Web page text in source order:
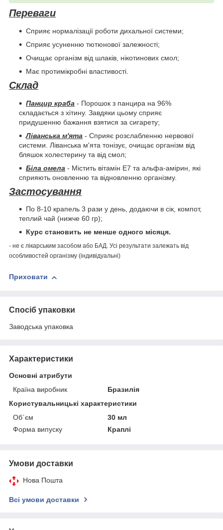
Переваги
Сприяє нормалізації роботи дихальної системи;
Сприяє усуненню тютюнової залежності;
Очищає організм від шлаків, нікотинових смол;
Має протимікробні властивості.
Склад
Панцир краба - Порошок з панцира на 96%
складається з хітину. Завдяки цьому сприяє
придушенню бажання взятися за сигарету;
Ліванська м'ята - Сприяє розслабленню нервової
системи. Ліванська м'ята тонізує, очищає організм від
бляшок холестерину та від смол;
Біла омела - Містить вітамін E7 та альфа-амірин, які
сприяють оновленню та відновленню організму.
Застосування
По 8-10 крапель 3 рази у день, додаючи в сік, компот,
теплий чай (нижче 60 гр);
Курс становить не менше одного місяця.
- не є лікарським засобом або БАД. Усі результати залежать від
особливостей організму (індивідуальні)
Приховати
Спосіб упаковки
Заводська упаковка
Характеристики
Основні атрибути
Країна виробник
Бразилія
Користувальницькі характеристики
Об`єм
30 мл
Форма випуску
Краплі
Умови доставки
Нова Пошта
Всі умови доставки